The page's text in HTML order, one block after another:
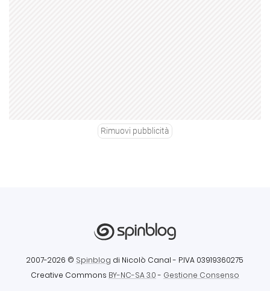
Rimuovi pubblicità
2007-2026 © Spinblog di Nicolò Canal - P.IVA 03919360275
Creative Commons BY-NC-SA 3.0- Gestione Consenso